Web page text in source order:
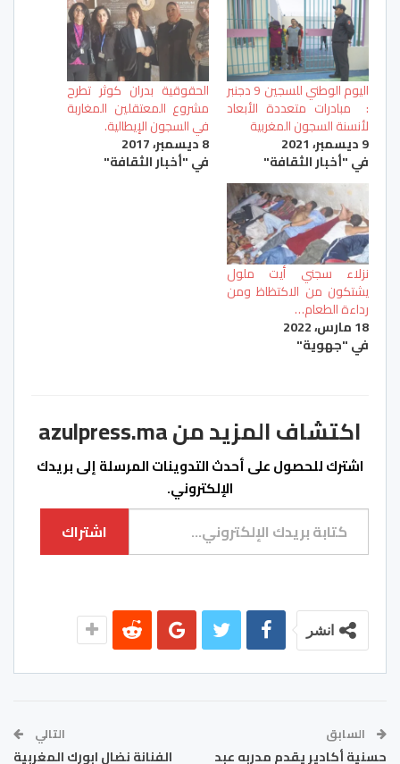
اليوم الوطني للسجين 9 دجنبر
: مبادرات متعددة الأبعاد
لأنسنة السجون المغربية
9 ديسمبر، 2021
في "أخبار الثقافة"
الحقوقية بدران كوثر تطرح
مشروع المعتقلين المغاربة
في السجون الإيطالية.
8 ديسمبر، 2017
في "أخبار الثقافة"
نزلاء سجني أيت ملول
يشتكون من الاكتظاظ ومن
رداءة الطعام…
18 مارس، 2022
في "جهوية"
اكتشاف المزيد من azulpress.ma
اشترك للحصول على أحدث التدوينات المرسلة إلى بريدك
الإلكتروني.
كتابة بريدك الإلكتروني...
اشتراك
انشر
السابق
حسنية أكادير يقدم مدربه عبد
التالي
الفنانة نضال ابورك المغربية